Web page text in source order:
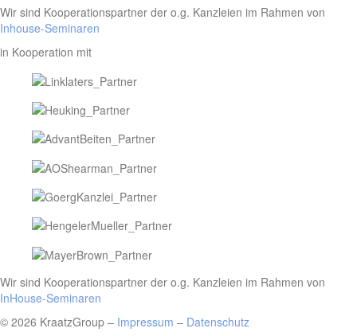
Wir sind Kooperationspartner der o.g. Kanzleien im Rahmen von
Inhouse-Seminaren
in Kooperation mit
Wir sind Kooperationspartner der o.g. Kanzleien im Rahmen von
InHouse-Seminaren
© 2026 KraatzGroup – Impressum – Datenschutz